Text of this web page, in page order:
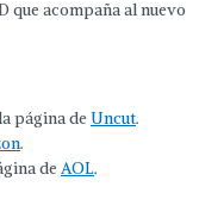
que acompaña al nuevo
página deUncut.
.
deAOL.